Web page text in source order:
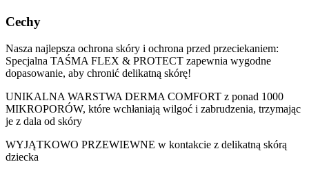
Cechy
Nasza najlepsza ochrona skóry i ochrona przed przeciekaniem:
Specjalna TAŚMA FLEX & PROTECT zapewnia wygodne
dopasowanie, aby chronić delikatną skórę!
UNIKALNA WARSTWA DERMA COMFORT z ponad 1000
MIKROPORÓW, które wchłaniają wilgoć i zabrudzenia, trzymając
je z dala od skóry
WYJĄTKOWO PRZEWIEWNE w kontakcie z delikatną skórą
dziecka